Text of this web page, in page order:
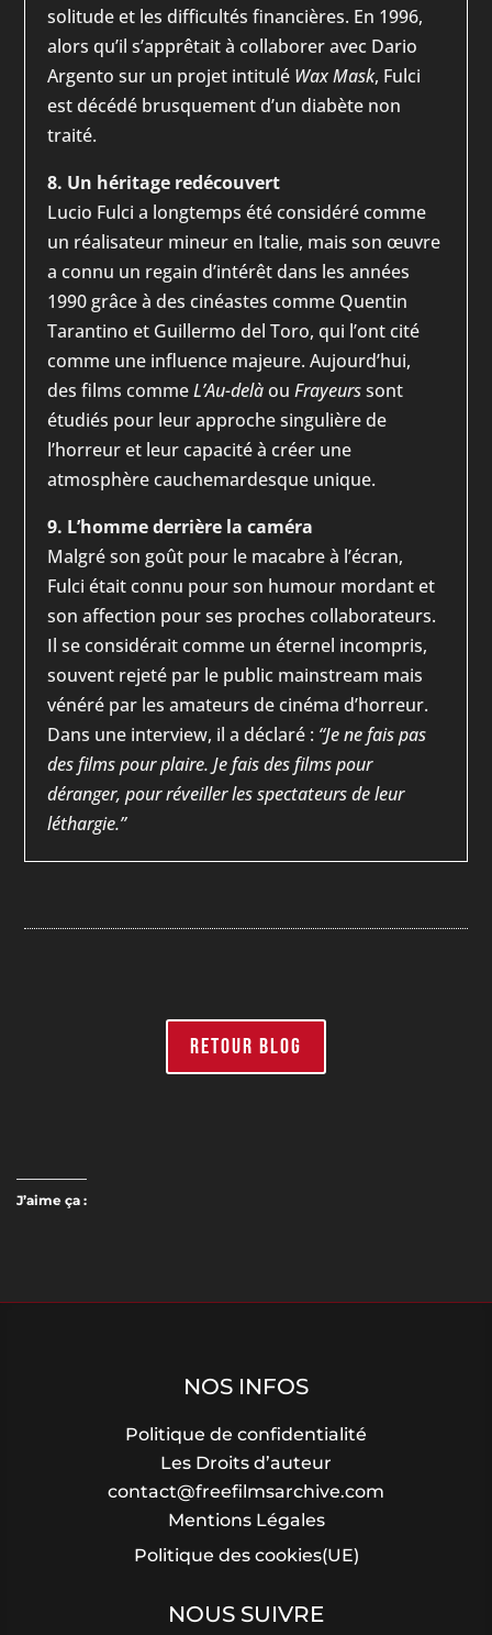
solitude et les difficultés financières. En 1996,
alors qu’il s’apprêtait à collaborer avec Dario
Argento sur un projet intitulé Wax Mask, Fulci
est décédé brusquement d’un diabète non
traité.
8. Un héritage redécouvert
Lucio Fulci a longtemps été considéré comme
un réalisateur mineur en Italie, mais son œuvre
a connu un regain d’intérêt dans les années
1990 grâce à des cinéastes comme Quentin
Tarantino et Guillermo del Toro, qui l’ont cité
comme une influence majeure. Aujourd’hui,
des films commeL’Au-delàouFrayeurssont
étudiés pour leur approche singulière de
l’horreur et leur capacité à créer une
atmosphère cauchemardesque unique.
9. L’homme derrière la caméra
Malgré son goût pour le macabre à l’écran,
Fulci était connu pour son humour mordant et
son affection pour ses proches collaborateurs.
Il se considérait comme un éternel incompris,
souvent rejeté par le public mainstream mais
vénéré par les amateurs de cinéma d’horreur.
Dans une interview, il a déclaré : “Je ne fais pas
des films pour plaire. Je fais des films pour
déranger, pour réveiller les spectateurs de leur
léthargie.”
RETOUR BLOG
J’aime ça :
NOS INFOS
Politique de confidentialité
Les Droits d’auteur
contact@freefilmsarchive.com
Mentions Légales
Politique des cookies(UE)
NOUS SUIVRE